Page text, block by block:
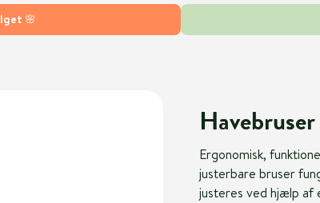
🌸
Ergonomisk,
justerbare bruser
justeres ved hjælp af